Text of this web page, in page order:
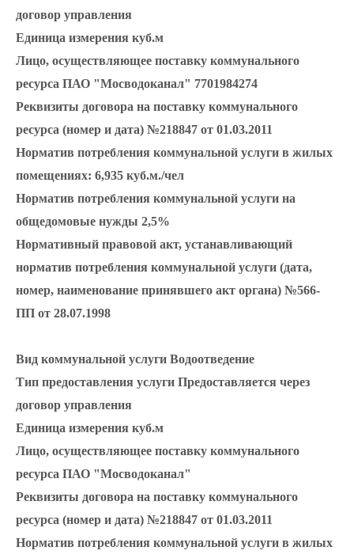
договор управления
Единица измерения куб.м
Лицо, осуществляющее поставку коммунального
ресурса ПАО "Мосводоканал" 7701984274
Реквизиты договора на поставку коммунального
ресурса (номер и дата) №218847 от 01.03.2011
Норматив потребления коммунальной услуги в жилых
помещениях: 6,935 куб.м./чел
Норматив потребления коммунальной услуги на
общедомовые нужды 2,5%
Нормативный правовой акт, устанавливающий
норматив потребления коммунальной услуги (дата,
номер, наименование принявшего акт органа) №566-
ПП от 28.07.1998
Вид коммунальной услуги Водоотведение
Тип предоставления услуги Предоставляется через
договор управления
Единица измерения куб.м
Лицо, осуществляющее поставку коммунального
ресурса ПАО "Мосводоканал"
Реквизиты договора на поставку коммунального
ресурса (номер и дата) №218847 от 01.03.2011
Норматив потребления коммунальной услуги в жилых